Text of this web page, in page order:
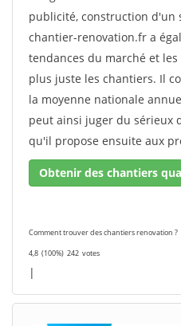
publicité, construction d'un
chantier-renovation.fr a
tendances du marché et
plus juste les chantiers. Il
la moyenne nationale
peut ainsi juger du sérieux
qu'il propose ensuite aux
Obtenir des chantiers
Comment trouver des chantiers renovation ?
4,8 (100%) 242 votes
|